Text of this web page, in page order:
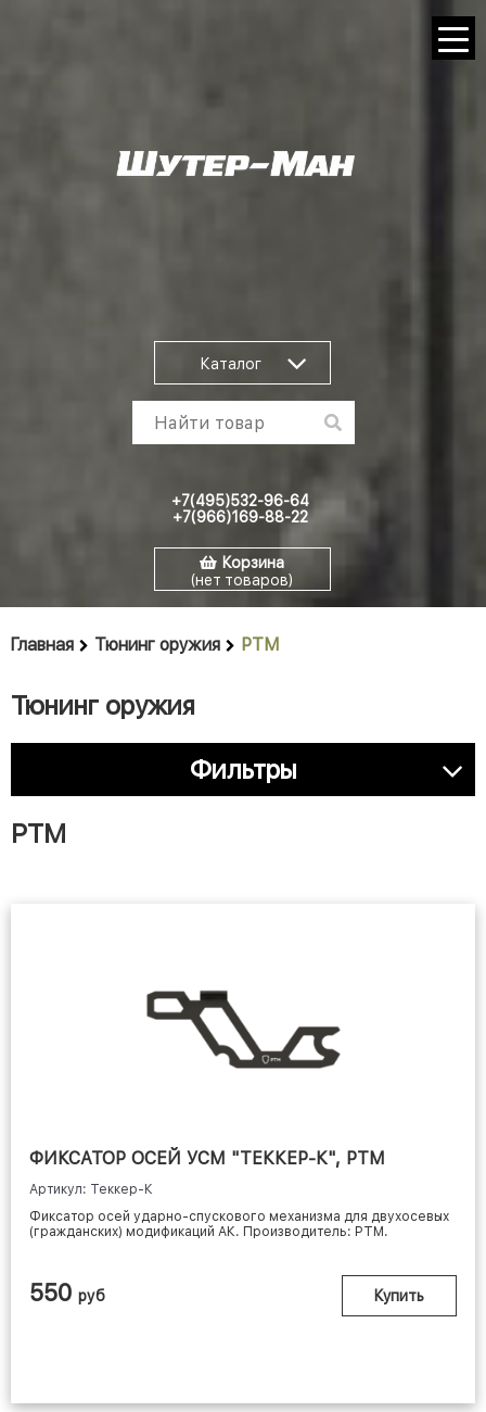
Каталог
+7(495)532-96-64
+7(966)169-88-22
Корзина
(нет товаров)
Главная Тюнинг оружия РТМ
Тюнинг оружия
Фильтры
РТМ
ФИКСАТОР ОСЕЙ УСМ "ТЕККЕР-К", РТМ
Артикул: Теккер-К
Фиксатор осей ударно-спускового механизма для двухосевых
(гражданских) модификаций АК. Производитель: РТМ.
550 руб Купить